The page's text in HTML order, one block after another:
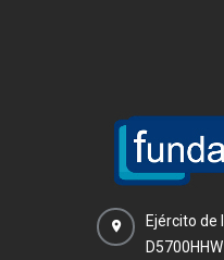
Ejército de